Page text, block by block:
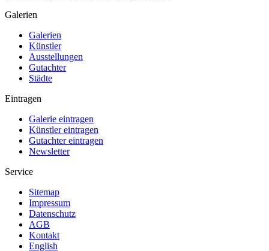
Galerien
Galerien
Künstler
Ausstellungen
Gutachter
Städte
Eintragen
Galerie eintragen
Künstler eintragen
Gutachter eintragen
Newsletter
Service
Sitemap
Impressum
Datenschutz
AGB
Kontakt
English